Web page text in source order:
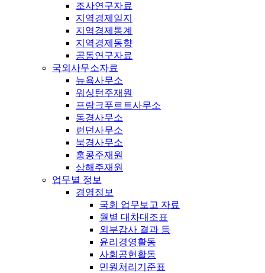
조사연구자료
지역경제일지
지역경제통계
지역경제동향
공동연구자료
국외사무소자료
뉴욕사무소
워싱턴주재원
프랑크푸르트사무소
동경사무소
런던사무소
북경사무소
홍콩주재원
상해주재원
업무별 정보
경영정보
국회 업무보고 자료
월별 대차대조표
외부감사 결과 등
윤리경영활동
사회공헌활동
민원처리기준표